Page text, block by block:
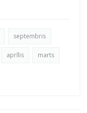
septembris
aprīlis marts